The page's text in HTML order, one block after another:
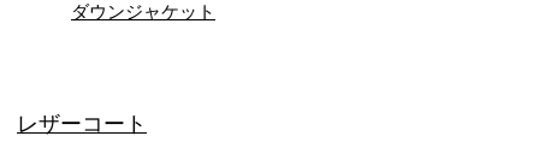
ダウンジャケット
レザーコート